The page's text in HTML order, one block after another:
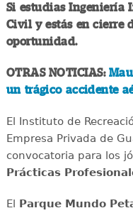
Si estudias Ingeniería
Civil y estás en cierre
oportunidad.
OTRAS NOTICIAS:
un trágico accidente
El Instituto de
Empresa Privada de
convocatoria para los
Prácticas
El Parque Mundo